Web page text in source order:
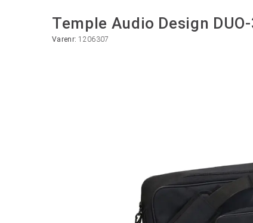
Temple Audio Design
Varenr:1206307